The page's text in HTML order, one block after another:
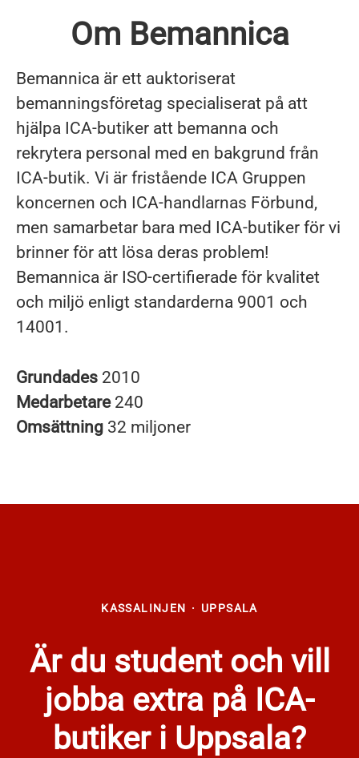
Om Bemannica
Bemannica är ett auktoriserat
bemanningsföretag specialiserat på att
hjälpa ICA-butiker att bemanna och
rekrytera personal med en bakgrund från
ICA-butik. Vi är fristående ICA Gruppen
koncernen och ICA-handlarnas Förbund,
men samarbetar bara med ICA-butiker för vi
brinner för att lösa deras problem!
Bemannica är ISO-certifierade för kvalitet
och miljö enligt standarderna 9001 och
14001.
Grundades 2010
Medarbetare 240
Omsättning 32 miljoner
KASSALINJEN · UPPSALA
Är du student och vill
jobba extra på ICA-
butiker i Uppsala?